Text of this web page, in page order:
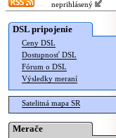
neprihlásený
DSL pripojenie
Ceny DSL
Dostupnosť DSL
Fórum o DSL
Výsledky meraní
Satelitná mapa SR
Merače